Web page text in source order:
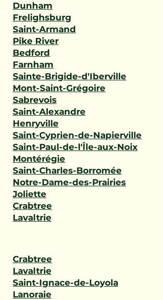
Dunham
Frelighsburg
Saint-Armand
Pike River
Bedford
Farnham
Sainte-Brigide-d'Iberville
Mont-Saint-Grégoire
Sabrevois
Saint-Alexandre
Henryville
Saint-Cyprien-de-Napierville
Saint-Paul-de-l'Île-aux-Noix
Montérégie
Saint-Charles-Borromée
Notre-Dame-des-Prairies
Joliette
Crabtree
Lavaltrie
Crabtree
Lavaltrie
Saint-Ignace-de-Loyola
Lanoraie